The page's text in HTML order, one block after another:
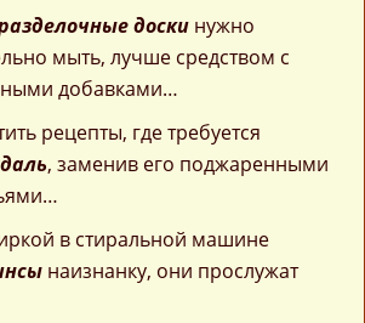
доски нужно
мыть, лучше средством с
добавками…
рецепты, где требуется
, заменив его поджаренными
в стиральной машине
наизнанку, они прослужат